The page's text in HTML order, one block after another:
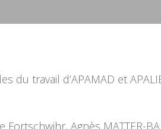
du travail d’APAMAD et
Agnès MATTER-